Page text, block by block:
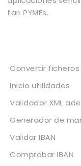
tan PYMEs.
Convertir ficheros
Inicio utilidades
Validador XML
Generador de
Validar IBAN
Comprobar IBAN